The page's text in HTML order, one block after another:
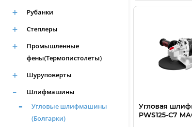
Рубанки
Степлеры
Промышленные
фены(Термопистолеты)
Шуруповерты
Шлифмашины
Угловые шлифмашины
(Болгарки)
Угловая
РWS125-C7